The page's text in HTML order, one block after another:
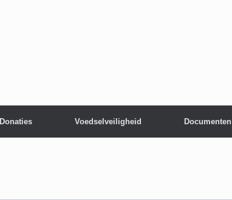
Donaties Voedselveiligheid Documenten